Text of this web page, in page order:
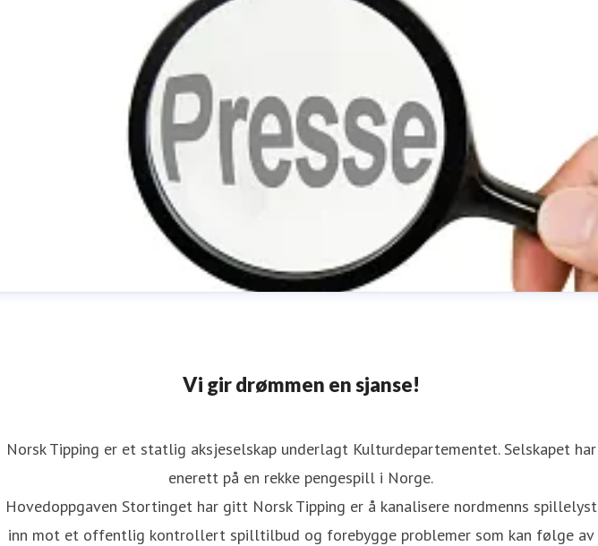
presse@norsk-tipping.no 97714000
Vi gir drømmen en sjanse!
Norsk Tipping er et statlig aksjeselskap underlagt Kulturdepartementet. Selskapet har
enerett på en rekke pengespill i Norge.
Hovedoppgaven Stortinget har gitt Norsk Tipping er å kanalisere nordmenns spillelyst
inn mot et offentlig kontrollert spilltilbud og forebygge problemer som kan følge av